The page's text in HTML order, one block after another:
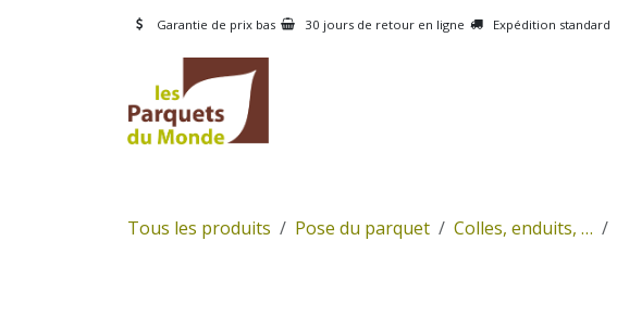
Se rendre au contenu
Garantie de prix bas 30 jours de retour en ligne Expédition standard
Tous les produits Pose du parquet Colles, enduits, …